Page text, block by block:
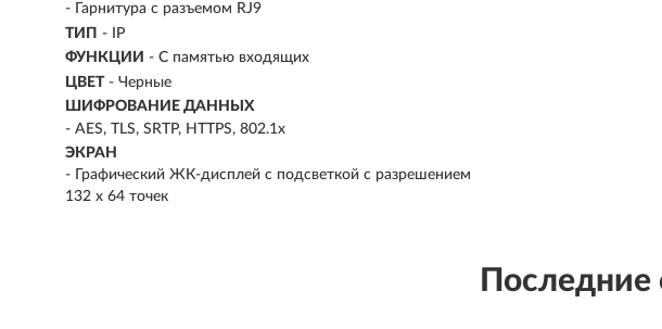
- Гарнитура с разъемом RJ9
ТИП -
IP
ФУНКЦИИ - С памятью входящих
ЦВЕТ - Черные
ШИФРОВАНИЕ ДАННЫХ
- AES, TLS, SRTP, HTTPS, 802.1x
ЭКРАН
- Графический ЖК-дисплей с подсветкой с разрешением
132 x 64 точек